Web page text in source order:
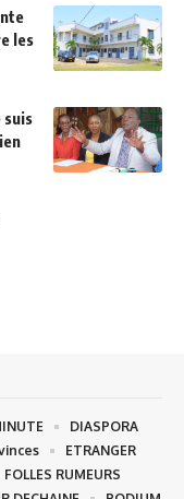
les
suis
DIASPORA
ETRANGER
FOLLES RUMEURS